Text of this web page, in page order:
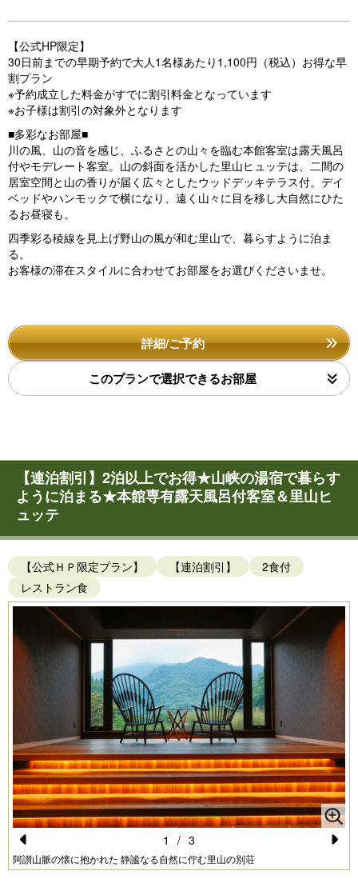
【公式HP限定】
30日前までの早期予約で大人1名様あたり1,100円（税込）お得な早
割プラン
※予約成立した料金がすでに割引料金となっています
※お子様は割引の対象外となります
■多彩なお部屋■
川の風、山の音を感じ、ふるさとの山々を臨む本館客室は露天風呂
付やモデレート客室。山の斜面を活かした里山ヒュッテは、二間の
居室空間と山の香りが届く広々としたウッドデッキテラス付。デイ
ベッドやハンモックで横になり、遠く山々に目を移し大自然にひた
るお昼寝も。
四季彩る稜線を見上げ野山の風が和む里山で、暮らすように泊ま
る。
お客様の滞在スタイルに合わせてお部屋をお選びくださいませ。
詳細/ご予約
このプランで選択できるお部屋
【連泊割引】2泊以上でお得★山峡の湯宿で暮らす
ように泊まる★本館専有露天風呂付客室＆里山ヒ
ュッテ
【公式ＨＰ限定プラン】 【連泊割引】
2食付
レストラン食
Pr
阿讃山脈の懐に抱かれた 静謐なる自然に佇む里山の別荘
1 / 3